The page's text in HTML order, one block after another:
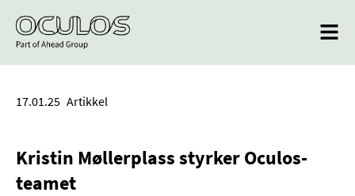
17.01.25 Artikkel
Kristin Møllerplass styrker Oculos-
teamet